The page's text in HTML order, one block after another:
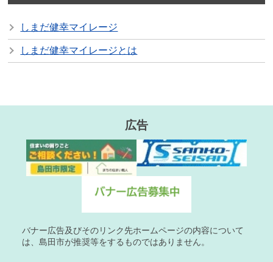
しまだ健幸マイレージ
しまだ健幸マイレージとは
広告
バナー広告及びそのリンク先ホームページの内容について
は、島田市が推奨等をするものではありません。